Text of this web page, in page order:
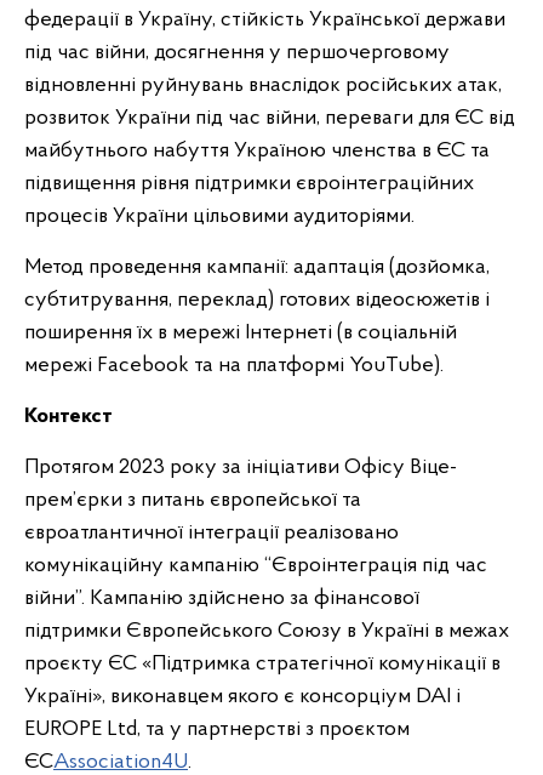
федерації в Україну, стійкість Української держави
під час війни, досягнення у першочерговому
відновленні руйнувань внаслідок російських атак,
розвиток України під час війни, переваги для ЄС від
майбутнього набуття Україною членства в ЄС та
підвищення рівня підтримки євроінтеграційних
процесів України цільовими аудиторіями.
Метод проведення кампанії: адаптація (дозйомка,
субтитрування, переклад) готових відеосюжетів і
поширення їх в мережі Інтернеті (в соціальній
мережі Facebook та на платформі YouTube).
Контекст
Протягом 2023 року за ініціативи Офісу Віце-
прем’єрки з питань європейської та
євроатлантичної інтеграції реалізовано
комунікаційну кампанію “Євроінтеграція під час
війни”. Кампанію здійснено за фінансової
підтримки Європейського Союзу в Україні в межах
проєкту ЄС «Підтримка стратегічної комунікації в
Україні», виконавцем якого є консорціум DAI і
EUROPE Ltd, та у партнерстві з проєктом
ЄСAssociation4U.